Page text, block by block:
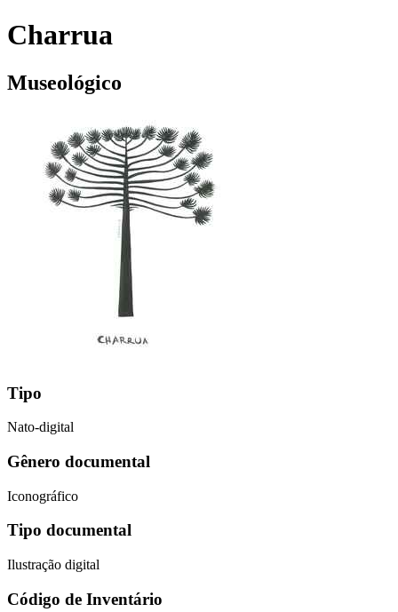
Charrua
Museológico
Tipo
Nato-digital
Gênero documental
Iconográfico
Tipo documental
Ilustração digital
Código de Inventário